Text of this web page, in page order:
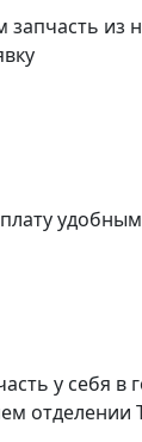
из
у себя в
отделении